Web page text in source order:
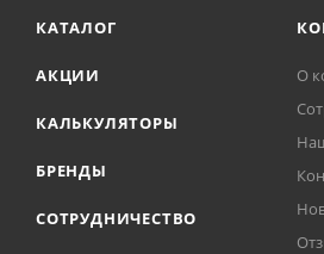
КАТАЛОГ
АКЦИИ
КАЛЬКУЛЯТОРЫ
БРЕНДЫ
СОТРУДНИЧЕСТВО
О